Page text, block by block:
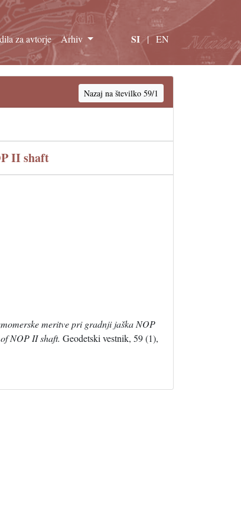
za avtorje Arhiv SI | EN
Nazaj na številko 59/1
II shaft
meritve pri gradnji jaška NOP
NOP II shaft. Geodetski vestnik, 59 (1),